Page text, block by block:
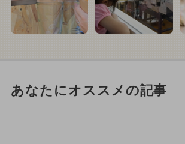
あなたにオススメの記事